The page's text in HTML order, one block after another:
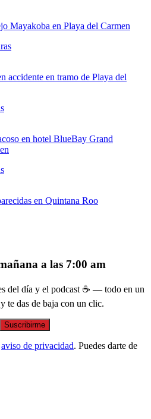
Mayakoba en Playa del Carmen
accidente en tramo de Playa del
en hotel BlueBay Grand
en Quintana Roo
a las 7:00 am
del día y el podcast ☕ — todo en un
te das de baja con un clic.
Suscribirme
aviso de privacidad. Puedes darte de